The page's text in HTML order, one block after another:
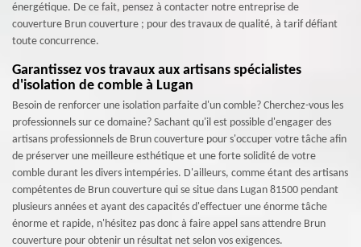
énergétique. De ce fait, pensez à contacter notre entreprise de
couverture Brun couverture ; pour des travaux de qualité, à tarif défiant
toute concurrence.
Garantissez vos travaux aux artisans spécialistes
d'isolation de comble à Lugan
Besoin de renforcer une isolation parfaite d'un comble? Cherchez-vous les
professionnels sur ce domaine? Sachant qu'il est possible d'engager des
artisans professionnels de Brun couverture pour s'occuper votre tâche afin
de préserver une meilleure esthétique et une forte solidité de votre
comble durant les divers intempéries. D'ailleurs, comme étant des artisans
compétentes de Brun couverture qui se situe dans Lugan 81500 pendant
plusieurs années et ayant des capacités d'effectuer une énorme tâche
énorme et rapide, n'hésitez pas donc à faire appel sans attendre Brun
couverture pour obtenir un résultat net selon vos exigences.